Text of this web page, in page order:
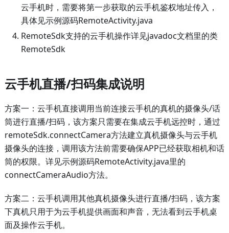
云手机时，需要将第一步获取的云手机鉴权地址传入，
具体见示例源码RemoteActivity.java
RemoteSdk支持的云手机操作详见javadoc文档里的类
RemoteSdk
云手机直播/扫码集成说明
方案一：云手机直接调用当前连接云手机的真机的摄像头/话
筒进行直播/扫码，该方案只需要在集成云手机远控时，通过
remoteSdk.connectCamera方法建立真机摄像头与云手机
摄像头的连接，调用该方法前需要确保APP已经获取相机和话
筒的权限。详见示例源码RemoteActivity.java里的
connectCameraAudio方法。
方案二：云手机调用其他真机摄像头进行直播/扫码，该方案
下真机只用于为云手机提供画面和声音，无法看到云手机桌
面及操作云手机。